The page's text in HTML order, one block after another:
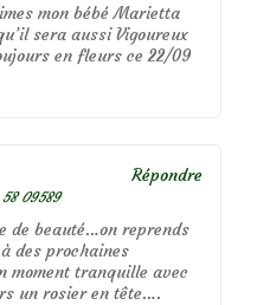
mon bébé Marietta
sera aussi Vigoureux
en fleurs ce 22/09
09589
de beauté…on reprends
des prochaines
tranquille avec
un rosier en tête….
Répondre